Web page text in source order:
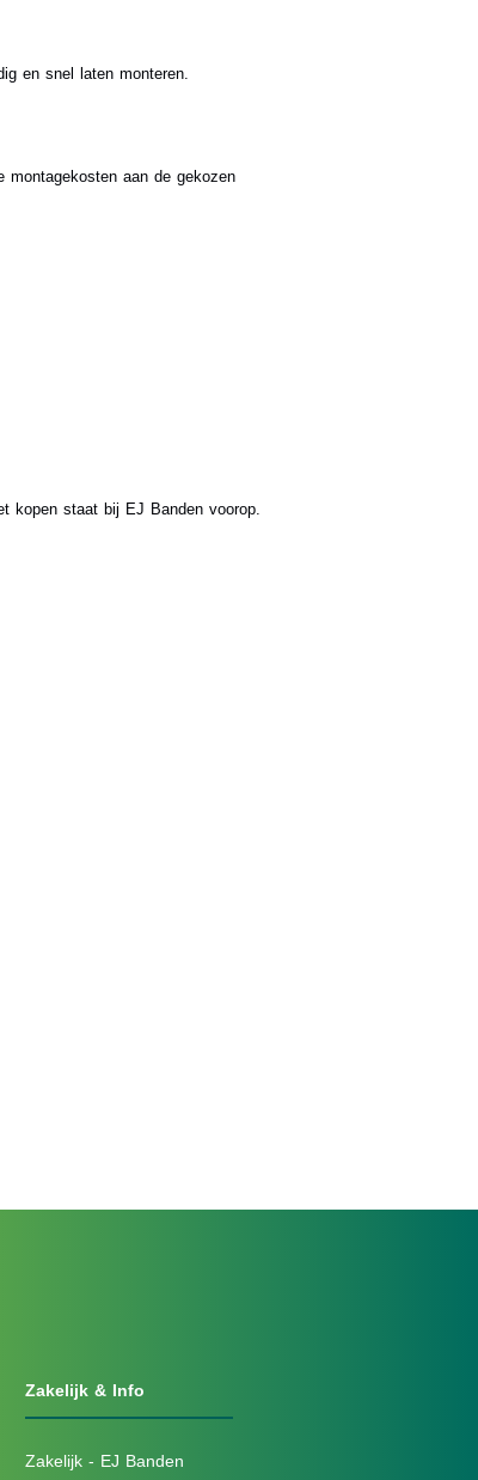
en snel laten monteren.
montagekosten aan de gekozen
kopen staat bij EJ Banden voorop.
Zakelijk & Info
Zakelijk - EJ Banden